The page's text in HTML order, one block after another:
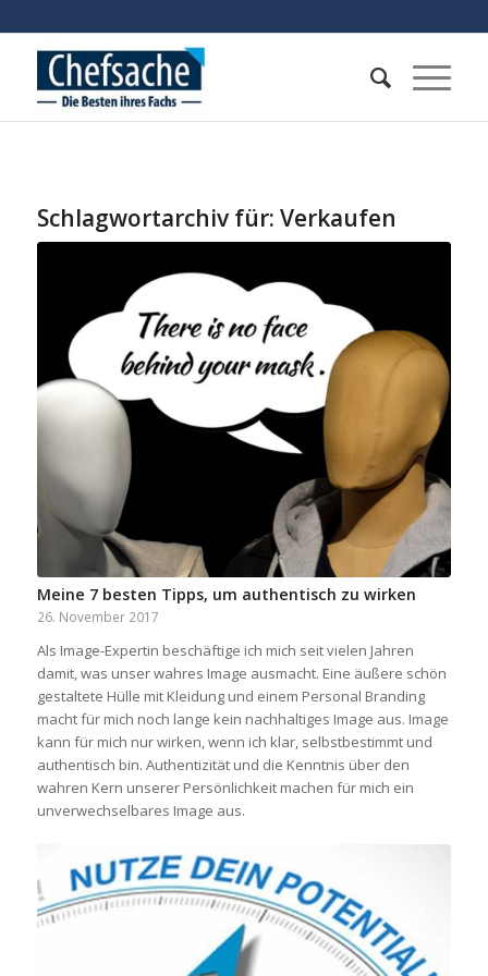
Schlagwortarchiv für: Verkaufen
Meine 7 besten Tipps, um authentisch zu wirken
26. November 2017
Als Image-Expertin beschäftige ich mich seit vielen Jahren
damit, was unser wahres Image ausmacht. Eine äußere schön
gestaltete Hülle mit Kleidung und einem Personal Branding
macht für mich noch lange kein nachhaltiges Image aus. Image
kann für mich nur wirken, wenn ich klar, selbstbestimmt und
authentisch bin. Authentizität und die Kenntnis über den
wahren Kern unserer Persönlichkeit machen für mich ein
unverwechselbares Image aus.